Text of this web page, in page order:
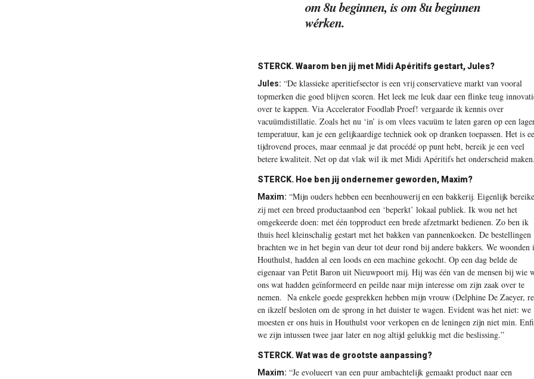
om 8u beginnen, is om 8u beginnen
wérken.
STERCK. Waarom ben jij met Midi Apéritifs gestart, Jules?
Jules: “De klassieke aperitiefsector is een vrij conservatieve markt van vooral
topmerken die goed blijven scoren. Het leek me leuk daar een flinke teug
over te kappen. Via Accelerator Foodlab Proef! vergaarde ik kennis over
vacuümdistillatie. Zoals het nu ‘in’ is om vlees vacuüm te laten garen op een
temperatuur, kan je een gelijkaardige techniek ook op dranken toepassen. Het is
tijdrovend proces, maar eenmaal je dat procédé op punt hebt, bereik je een veel
betere kwaliteit. Net op dat vlak wil ik met Midi Apéritifs het onderscheid
STERCK. Hoe ben jij ondernemer geworden, Maxim?
Maxim: “Mijn ouders hebben een beenhouwerij en een bakkerij. Eigenlijk
zij met een breed productaanbod een ‘beperkt’ lokaal publiek. Ik wou net het
omgekeerde doen: met één topproduct een brede afzetmarkt bedienen. Zo ben ik
thuis heel kleinschalig gestart met het bakken van pannenkoeken. De bestellingen
brachten we in het begin van deur tot deur rond bij andere bakkers. We woonden
Houthulst, hadden al een loods en een machine gekocht. Op een dag belde de
eigenaar van Petit Baron uit Nieuwpoort mij. Hij was één van de mensen bij wie
ons wat hadden geïnformeerd en peilde naar mijn interesse om zijn zaak over te
nemen. Na enkele goede gesprekken hebben mijn vrouw (Delphine De Zaeyer,
en ikzelf besloten om de sprong in het duister te wagen. Evident was het niet: we
moesten er ons huis in Houthulst voor verkopen en de leningen zijn niet min.
we zijn intussen twee jaar later en nog altijd gelukkig met die beslissing.”
STERCK. Wat was de grootste aanpassing?
Maxim: “Je evolueert van een puur ambachtelijk gemaakt product naar een